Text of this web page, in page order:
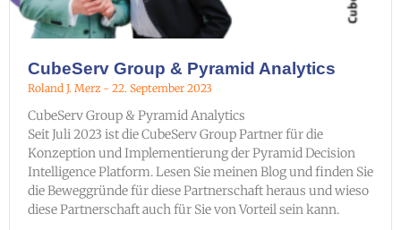
CubeServ Group & Pyramid Analytics
Roland J. Merz 22. September 2023
CubeServ Group & Pyramid Analytics
Seit Juli 2023 ist die CubeServ Group Partner für die
Konzeption und Implementierung der Pyramid Decision
Intelligence Platform. Lesen Sie meinen Blog und finden Sie
die Beweggründe für diese Partnerschaft heraus und wieso
diese Partnerschaft auch für Sie von Vorteil sein kann.